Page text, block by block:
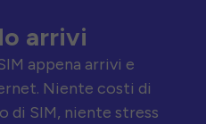
arrivi
appena arrivi e
Niente costi di
di SIM, niente stress